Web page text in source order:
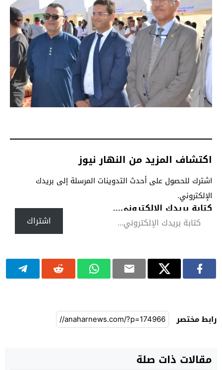
اكتشاف المزيد من النهار نيوز
اشترك للحصول على أحدث التدوينات المرسلة إلى بريدك
الإلكتروني.
كتابة بريدك الإلكتروني...
اشتراك
رابط مختصر
مقالات ذات صلة